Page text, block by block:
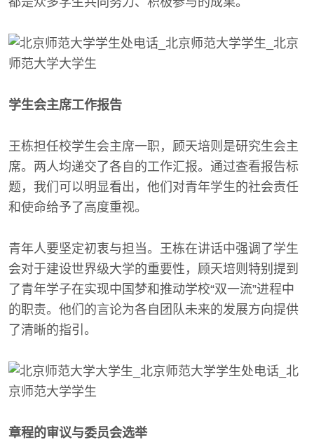
学生会主席工作报告
王栋担任校学生会主席一职，顾天培则是研究生会主
席。两人均递交了各自的工作汇报。通过查看报告标
题，我们可以明显看出，他们对青年学生的社会责任
和使命给予了高度重视。
青年人要坚定初衷与担当。王栋在讲话中强调了学生
会对于建设世界级大学的重要性，顾天培则特别提到
了青年学子在实现中国梦和推动学校“双一流”进程中
的职责。他们的言论为各自团队未来的发展方向提供
了清晰的指引。
章程的审议与委员会选举